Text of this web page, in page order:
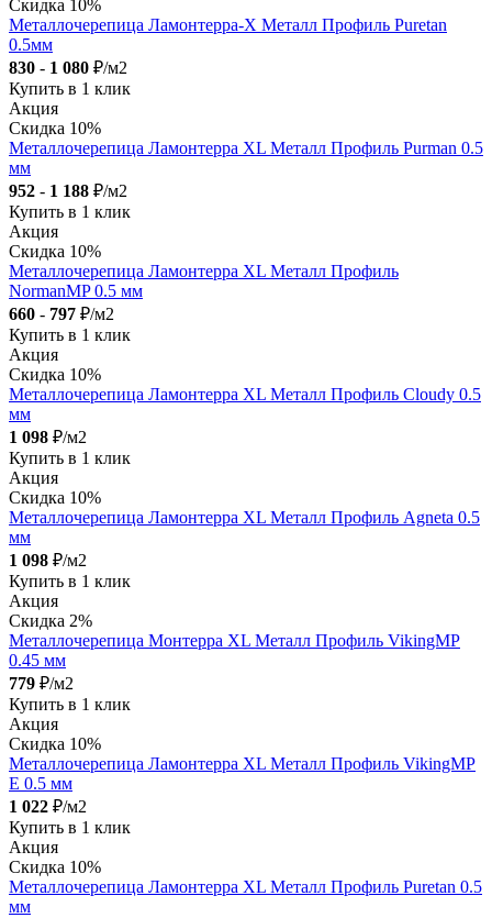
Скидка 10%
Металлочерепица Ламонтерра-X Металл Профиль Puretan
0.5мм
830 - 1 080 ₽/м2
Купить в 1 клик
Акция
Скидка 10%
Металлочерепица Ламонтерра XL Металл Профиль Purman 0.5
мм
952 - 1 188 ₽/м2
Купить в 1 клик
Акция
Скидка 10%
Металлочерепица Ламонтерра XL Металл Профиль
NormanMP 0.5 мм
660 - 797 ₽/м2
Купить в 1 клик
Акция
Скидка 10%
Металлочерепица Ламонтерра XL Металл Профиль Cloudy 0.5
мм
1 098 ₽/м2
Купить в 1 клик
Акция
Скидка 10%
Металлочерепица Ламонтерра XL Металл Профиль Agneta 0.5
мм
1 098 ₽/м2
Купить в 1 клик
Акция
Скидка 2%
Металлочерепица Монтерра XL Металл Профиль VikingMP
0.45 мм
779 ₽/м2
Купить в 1 клик
Акция
Скидка 10%
Металлочерепица Ламонтерра XL Металл Профиль VikingMP
E 0.5 мм
1 022 ₽/м2
Купить в 1 клик
Акция
Скидка 10%
Металлочерепица Ламонтерра XL Металл Профиль Puretan 0.5
мм